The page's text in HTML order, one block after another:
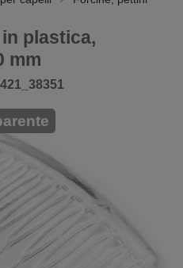
plastica,
mm